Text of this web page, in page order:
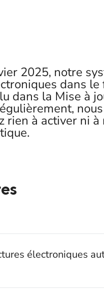
2025, notre
dans
dans la Mise à
rien à activer ni
électroniques